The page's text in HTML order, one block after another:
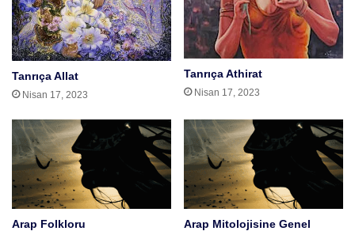
Tanrıça Allat
Nisan 17, 2023
Tanrıça Athirat
Nisan 17, 2023
Arap Folkloru
Arap Mitolojisine Genel